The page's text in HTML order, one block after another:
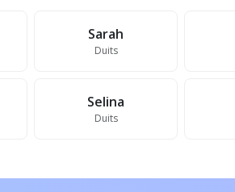
Sarah
Duits
Selina
Duits